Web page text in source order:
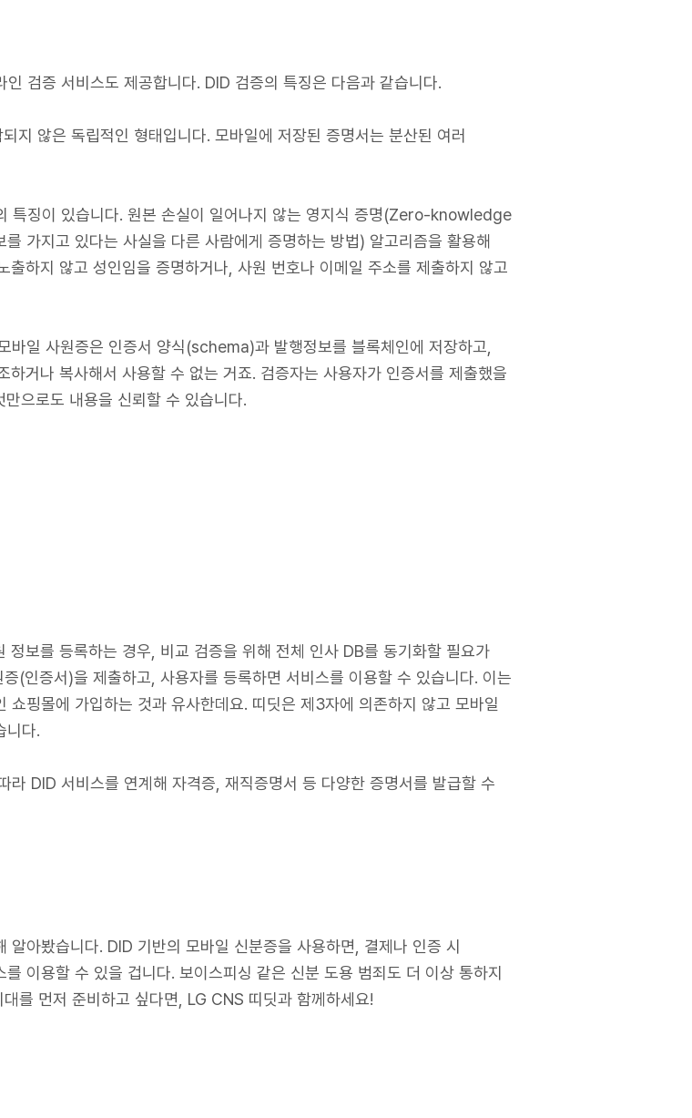
검증 서비스도 제공합니다. DID 검증의 특징은 다음과 같습니다.
지 않은 독립적인 형태입니다. 모바일에 저장된 증명서는 분산된 여러
징이 있습니다. 원본 손실이 일어나지 않는 영지식 증명(Zero-knowledge
가지고 있다는 사실을 다른 사람에게 증명하는 방법) 알고리즘을 활용해
하지 않고 성인임을 증명하거나, 사원 번호나 이메일 주소를 제출하지 않고
바일 사원증은 인증서 양식(schema)과 발행정보를 블록체인에 저장하고,
거나 복사해서 사용할 수 없는 거죠. 검증자는 사용자가 인증서를 제출했을
으로도 내용을 신뢰할 수 있습니다.
보를 등록하는 경우, 비교 검증을 위해 전체 인사 DB를 동기화할 필요가
(인증서)을 제출하고, 사용자를 등록하면 서비스를 이용할 수 있습니다. 이는
핑몰에 가입하는 것과 유사한데요. 띠딧은 제3자에 의존하지 않고 모바일
니다.
DID 서비스를 연계해 자격증, 재직증명서 등 다양한 증명서를 발급할 수
아봤습니다. DID 기반의 모바일 신분증을 사용하면, 결제나 인증 시
이용할 수 있을 겁니다. 보이스피싱 같은 신분 도용 범죄도 더 이상 통하지
를 먼저 준비하고 싶다면, LG CNS 띠딧과 함께하세요!